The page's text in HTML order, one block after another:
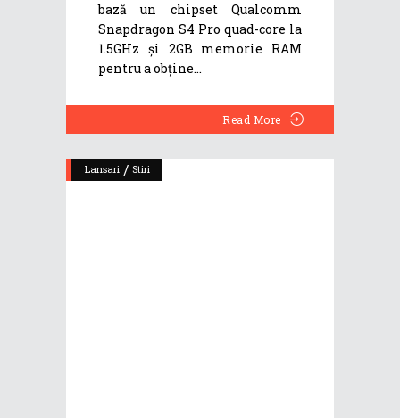
bază un chipset Qualcomm
Snapdragon S4 Pro quad-core la
1.5GHz și 2GB memorie RAM
pentru a obține
Read More
Lansari / Stiri